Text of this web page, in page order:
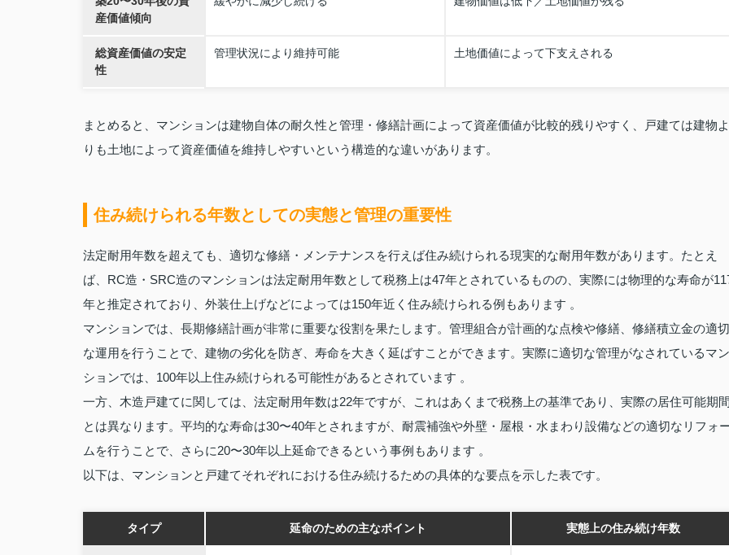
産価値傾向
総資産価値の安定
性
管理状況により維持可能 土地価値によって下支えされる
まとめると、マンションは建物自体の耐久性と管理・修繕計画によって資産価値が比較的残りやすく、戸建ては建物よ
りも土地によって資産価値を維持しやすいという構造的な違いがあります。
住み続けられる年数としての実態と管理の重要性
法定耐用年数を超えても、適切な修繕・メンテナンスを行えば住み続けられる現実的な耐用年数があります。たとえ
ば、RC造・SRC造のマンションは法定耐用年数として税務上は47年とされているものの、実際には物理的な寿命が
年と推定されており、外装仕上げなどによっては150年近く住み続けられる例もあります 。
マンションでは、長期修繕計画が非常に重要な役割を果たします。管理組合が計画的な点検や修繕、修繕積立金の適切
な運用を行うことで、建物の劣化を防ぎ、寿命を大きく延ばすことができます。実際に適切な管理がなされているマン
ションでは、100年以上住み続けられる可能性があるとされています 。
一方、木造戸建てに関しては、法定耐用年数は22年ですが、これはあくまで税務上の基準であり、実際の居住可能期
とは異なります。平均的な寿命は30〜40年とされますが、耐震補強や外壁・屋根・水まわり設備などの適切なリフォ
ムを行うことで、さらに20〜30年以上延命できるという事例もあります 。
以下は、マンションと戸建てそれぞれにおける住み続けるための具体的な要点を示した表です。
タイプ 延命のための主なポイント 実態上の住み続け年数